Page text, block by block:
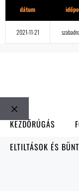
dátum
2021-11-21
Bezár
KEZDŐRÚGÁS
ELTILTÁSOK ÉS